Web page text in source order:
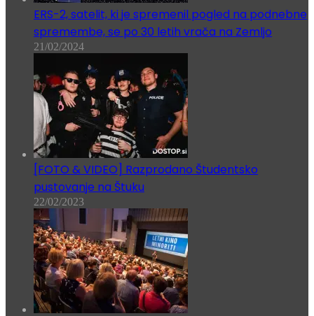
ERS-2, satelit, ki je spremenil pogled na podnebne
spremembe, se po 30 letih vrača na Zemljo
21/02/2024
[FOTO & VIDEO] Razprodano Študentsko
pustovanje na Štuku
22/02/2023